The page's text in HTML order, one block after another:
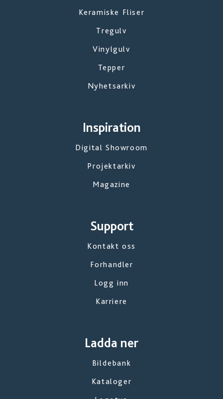
Keramiske Fliser
Tregulv
Vinylgulv
Tepper
Nyhetsarkiv
Inspiration
Digital Showroom
Projektarkiv
Magazine
Support
Kontakt oss
Forhandler
Logg inn
Karriere
Ladda ner
Bildebank
Kataloger